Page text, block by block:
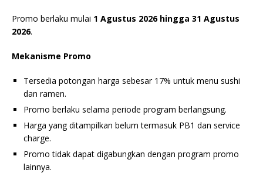
Promo berlaku mulai 1 Agustus 2026 hingga 31 Agustus
2026.
Mekanisme Promo
Tersedia potongan harga sebesar 17% untuk menu sushi
dan ramen.
Promo berlaku selama periode program berlangsung.
Harga yang ditampilkan belum termasuk PB1 dan service
charge.
Promo tidak dapat digabungkan dengan program promo
lainnya.